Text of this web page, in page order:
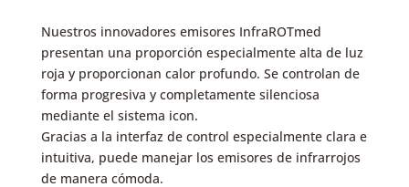
Nuestros innovadores emisores InfraROTmed
presentan una proporción especialmente alta de luz
roja y proporcionan calor profundo. Se controlan de
forma progresiva y completamente silenciosa
mediante el sistema icon.
Gracias a la interfaz de control especialmente clara e
intuitiva, puede manejar los emisores de infrarrojos
de manera cómoda.